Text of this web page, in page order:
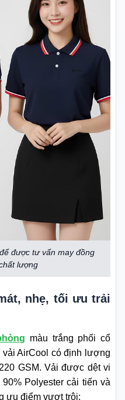
được tư vấn may đồng
lượng
nhẹ, tối ưu trải
màu trắng phối cổ
AirCool có định lượng
GSM. Vải được dệt vi
Polyester cải tiến và
ưu điểm vượt trội: